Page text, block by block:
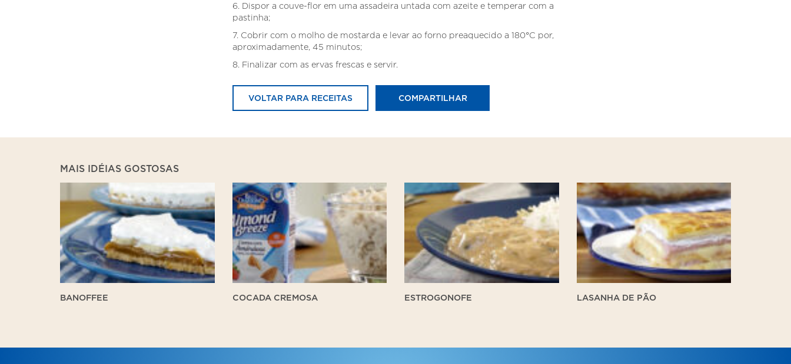
6. Dispor a couve-flor em uma assadeira untada com azeite e temperar com a
pastinha;
7. Cobrir com o molho de mostarda e levar ao forno preaquecido a 180°C por,
aproximadamente, 45 minutos;
8. Finalizar com as ervas frescas e servir.
VOLTAR PARA RECEITAS COMPARTILHAR
MAIS IDÉIAS GOSTOSAS
Banoffee
BANOFFEE
Cocada
Cremosa
COCADA CREMOSA
Estrogonofe
ESTROGONOFE
Lasanha
de
Pão
LASANHA DE PÃO